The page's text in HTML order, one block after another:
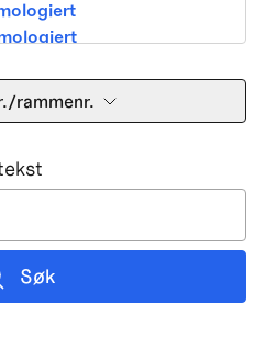
homologated b390b
rammenr.
Søk